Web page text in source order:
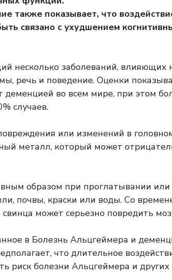
также показывает, что
связано с ухудшением
несколько заболеваний, влияющих
речь и поведение. Оценки
деменцией во всем мире, при этом
случаев.
или изменений в
металл, который может
образом при проглатывании или
почвы, краски или воды. Со
свинца может серьезно повредить
в Болезнь Альцгеймера и
что длительное
риск болезни Альцгеймера и